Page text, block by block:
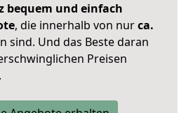
bequem und einfach
, die innerhalb von nurca.
sind. Und das Beste daran
Preisen